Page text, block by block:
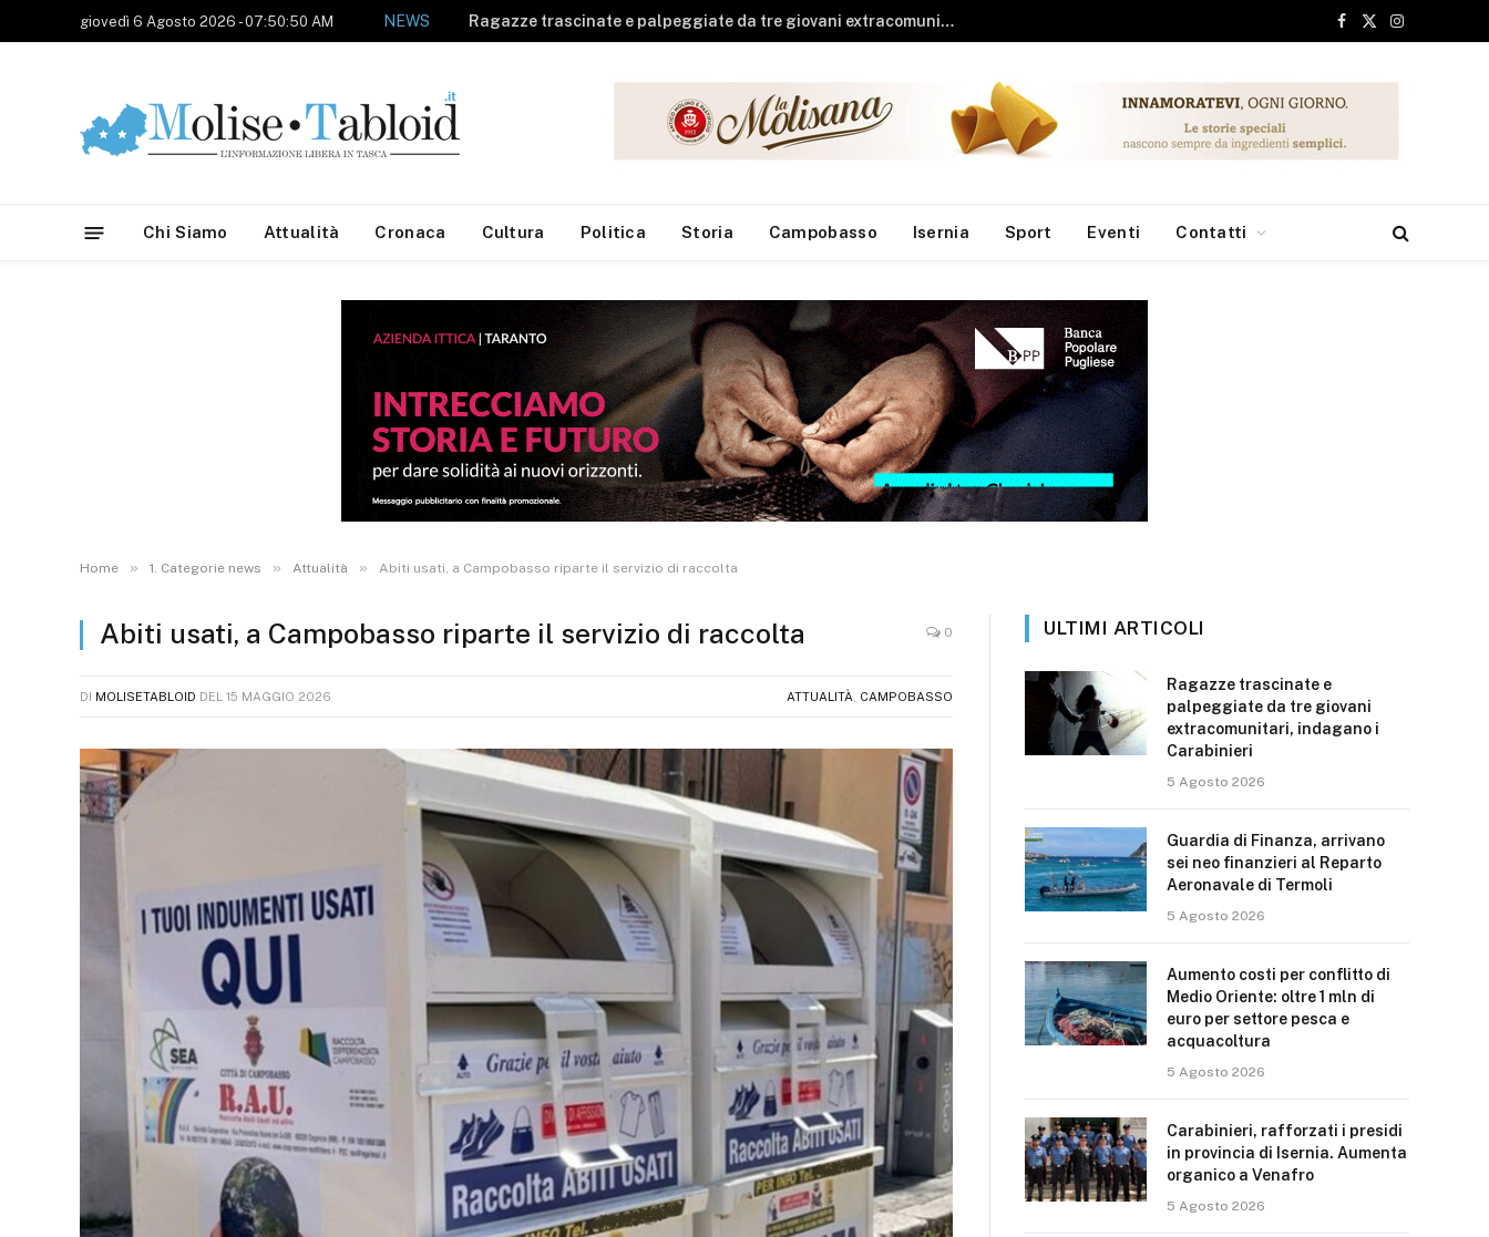
giovedì 6 Agosto 2026 - 07:50:50 AM NEWS Guardia di Finanza, arrivano sei neo finanzieri al Reparto Aeronavale di Termoli
Facebook
X
Instagram
Chi Siamo Attualità Cronaca Cultura Politica Storia Campobasso Isernia Sport Eventi Contatti
Home » 1. Categorie news » Attualità » Abiti usati, a Campobasso riparte il servizio di raccolta
Abiti usati, a Campobasso riparte il servizio di raccolta 0
DI MOLISETABLOID DEL 15 MAGGIO 2026 ATTUALITÀ CAMPOBASSO
ULTIMI ARTICOLI
Ragazze trascinate e
palpeggiate da tre giovani
extracomunitari, indagano i
Carabinieri
5 Agosto 2026
Guardia di Finanza, arrivano
sei neo finanzieri al Reparto
Aeronavale di Termoli
5 Agosto 2026
Aumento costi per conflitto di
Medio Oriente: oltre 1 mln di
euro per settore pesca e
acquacoltura
5 Agosto 2026
Carabinieri, rafforzati i presidi
in provincia di Isernia. Aumenta
organico a Venafro
5 Agosto 2026